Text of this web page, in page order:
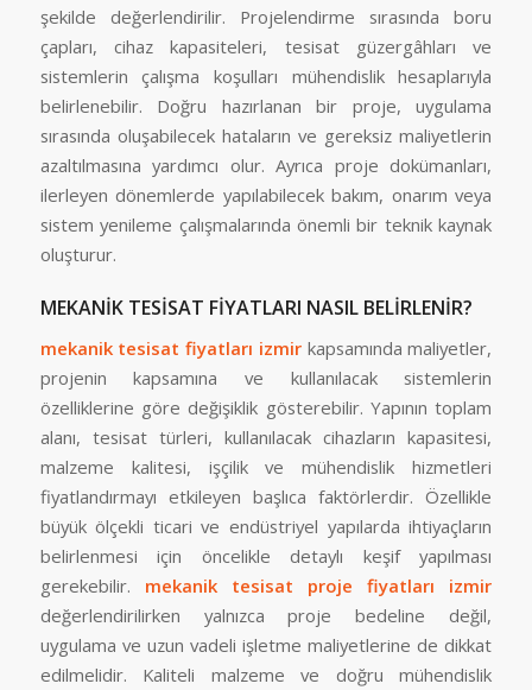
şekilde değerlendirilir. Projelendirme sırasında boru
çapları, cihaz kapasiteleri, tesisat güzergâhları ve
sistemlerin çalışma koşulları mühendislik hesaplarıyla
belirlenebilir. Doğru hazırlanan bir proje, uygulama
sırasında oluşabilecek hataların ve gereksiz maliyetlerin
azaltılmasına yardımcı olur. Ayrıca proje dokümanları,
ilerleyen dönemlerde yapılabilecek bakım, onarım veya
sistem yenileme çalışmalarında önemli bir teknik kaynak
oluşturur.
MEKANİK TESİSAT FİYATLARI NASIL BELİRLENİR?
mekanik tesisat fiyatları izmirkapsamında maliyetler,
projenin kapsamına ve kullanılacak sistemlerin
özelliklerine göre değişiklik gösterebilir. Yapının toplam
alanı, tesisat türleri, kullanılacak cihazların kapasitesi,
malzeme kalitesi, işçilik ve mühendislik hizmetleri
fiyatlandırmayı etkileyen başlıca faktörlerdir. Özellikle
büyük ölçekli ticari ve endüstriyel yapılarda ihtiyaçların
belirlenmesi için öncelikle detaylı keşif yapılması
gerekebilir. mekanik tesisat proje fiyatları izmir
değerlendirilirken yalnızca proje bedeline değil,
uygulama ve uzun vadeli işletme maliyetlerine de dikkat
edilmelidir. Kaliteli malzeme ve doğru mühendislik